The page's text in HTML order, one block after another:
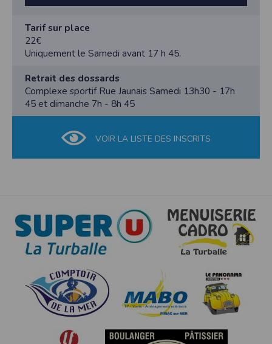
Tarif sur place
22€
Uniquement le Samedi avant 17 h 45.
Retrait des dossards
Complexe sportif Rue Jaunais Samedi 13h30 - 17h
45 et dimanche 7h - 8h 45
VOIR LA LISTE DES INSCRITS